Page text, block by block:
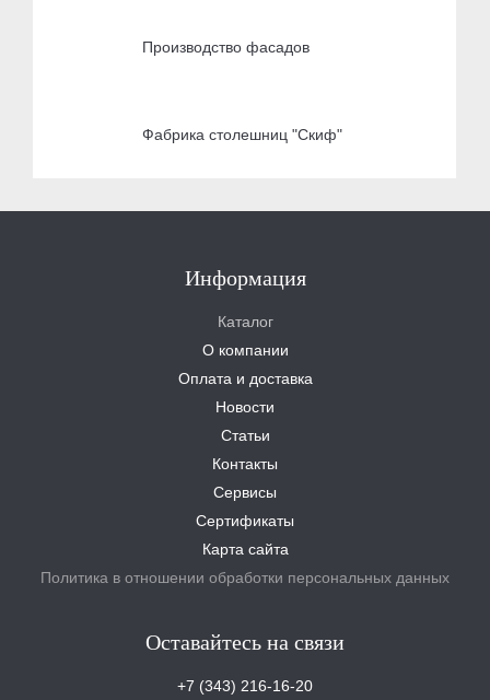
Производство фасадов
Фабрика столешниц "Скиф"
Информация
Каталог
О компании
Оплата и доставка
Новости
Статьи
Контакты
Сервисы
Сертификаты
Карта сайта
Политика в отношении обработки персональных данных
Оставайтесь на связи
+7 (343) 216-16-20